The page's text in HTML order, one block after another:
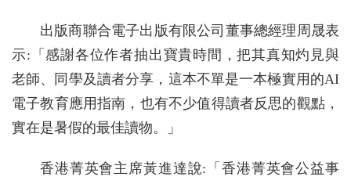
出版商聯合電子出版有限公司董事總經理周晟表
示:「感謝各位作者抽出寶貴時間，把其真知灼見與
老師、同學及讀者分享，這本不單是一本極實用的AI
電子教育應用指南，也有不少值得讀者反思的觀點，
實在是暑假的最佳讀物。」
香港菁英會主席黃進達說:「香港菁英會公益事